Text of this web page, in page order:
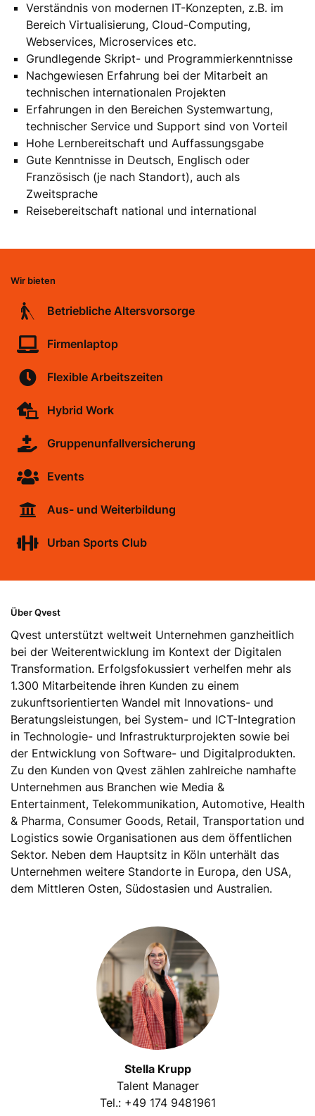
Verständnis von modernen IT-Konzepten, z.B. im
Bereich Virtualisierung, Cloud-Computing,
Webservices, Microservices etc.
Grundlegende Skript- und Programmierkenntnisse
Nachgewiesen Erfahrung bei der Mitarbeit an
technischen internationalen Projekten
Erfahrungen in den Bereichen Systemwartung,
technischer Service und Support sind von Vorteil
Hohe Lernbereitschaft und Auffassungsgabe
Gute Kenntnisse in Deutsch, Englisch oder
Französisch (je nach Standort), auch als
Zweitsprache
Reisebereitschaft national und international
Wir bieten
Betriebliche Altersvorsorge
Firmenlaptop
Flexible Arbeitszeiten
Hybrid Work
Gruppenunfallversicherung
Events
Aus- und Weiterbildung
Urban Sports Club
Über Qvest
Qvest unterstützt weltweit Unternehmen ganzheitlich
bei der Weiterentwicklung im Kontext der Digitalen
Transformation. Erfolgsfokussiert verhelfen mehr als
1.300 Mitarbeitende ihren Kunden zu einem
zukunftsorientierten Wandel mit Innovations- und
Beratungsleistungen, bei System- und ICT-Integration
in Technologie- und Infrastrukturprojekten sowie bei
der Entwicklung von Software- und Digitalprodukten.
Zu den Kunden von Qvest zählen zahlreiche namhafte
Unternehmen aus Branchen wie Media &
Entertainment, Telekommunikation, Automotive, Health
& Pharma, Consumer Goods, Retail, Transportation und
Logistics sowie Organisationen aus dem öffentlichen
Sektor. Neben dem Hauptsitz in Köln unterhält das
Unternehmen weitere Standorte in Europa, den USA,
dem Mittleren Osten, Südostasien und Australien.
Stella Krupp
Talent Manager
Tel.: +49 174 9481961